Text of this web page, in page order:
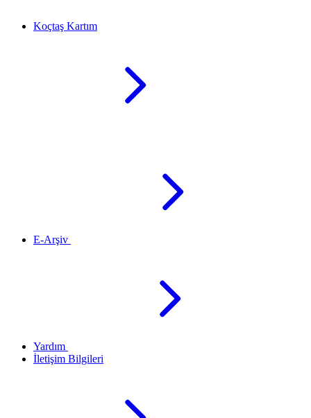
Koçtaş Kartım
E-Arşiv
Yardım
İletişim Bilgileri